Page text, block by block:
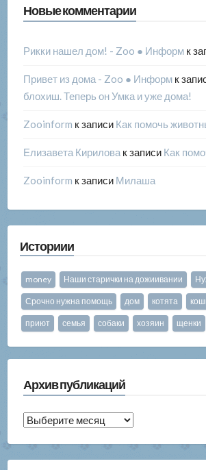
Новые комментарии
Рикки нашел дом! - Zoo ● Информк
Привет из дома - Zoo ● Информк
блохиш. Теперь он Умка и уже дома!
Zooinform к записи Как помочь
Елизавета Кириловак записи Как
Zooinform к записи Милаша
Историии
money Наши старички на дожиивании
Срочно нужна помощь дом котята
приют семья собаки хозяин щенки
Архив публикаций
Архив